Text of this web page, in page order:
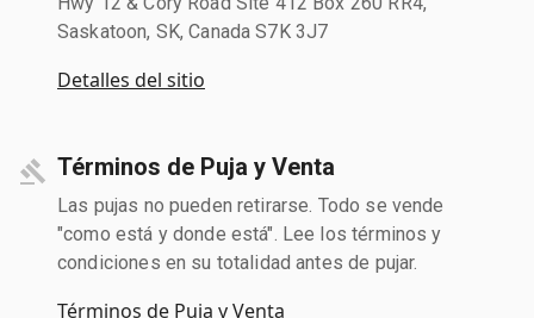
Saskatoon, SK, Canada S7K 3J7
Detalles del sitio
Términos de Puja y Venta
Las pujas no pueden retirarse. Todo se vende
"como está y donde está". Lee los términos y
condiciones en su totalidad antes de pujar.
Términos de Puja y Venta